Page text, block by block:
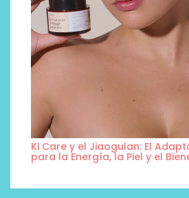
Ki Care y el Jiaogulan: El
para la Energía, la Piel y el